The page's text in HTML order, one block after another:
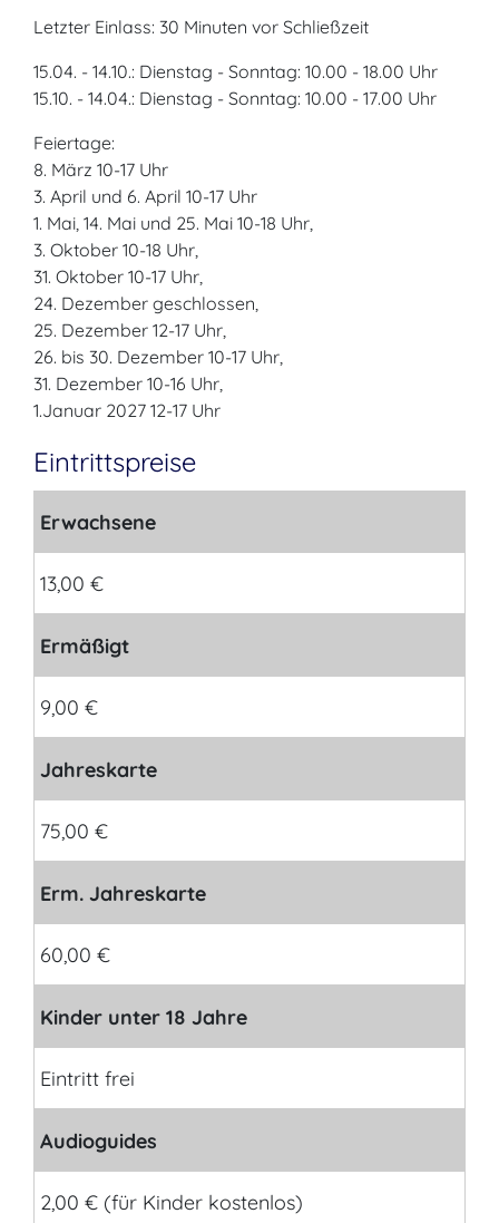
Letzter Einlass: 30 Minuten vor Schließzeit
15.04. - 14.10.: Dienstag - Sonntag: 10.00 - 18.00 Uhr
15.10. - 14.04.: Dienstag - Sonntag: 10.00 - 17.00 Uhr
Feiertage:
8. März 10-17 Uhr
3. April und 6. April 10-17 Uhr
1. Mai, 14. Mai und 25. Mai 10-18 Uhr,
3. Oktober 10-18 Uhr,
31. Oktober 10-17 Uhr,
24. Dezember geschlossen,
25. Dezember 12-17 Uhr,
26. bis 30. Dezember 10-17 Uhr,
31. Dezember 10-16 Uhr,
1.Januar 2027 12-17 Uhr
Eintrittspreise
Erwachsene
13,00 €
Ermäßigt
9,00 €
Jahreskarte
75,00 €
Erm. Jahreskarte
60,00 €
Kinder unter 18 Jahre
Eintritt frei
Audioguides
2,00 € (für Kinder kostenlos)